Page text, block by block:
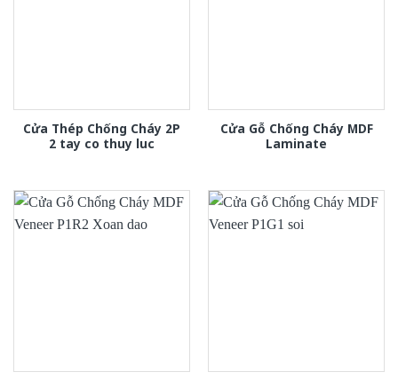
Cửa Thép Chống Cháy 2P
2 tay co thuy luc
Cửa Gỗ Chống Cháy MDF
Laminate